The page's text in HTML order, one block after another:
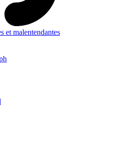
et malentendantes